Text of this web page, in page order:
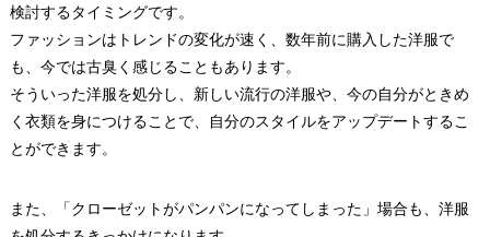
検討するタイミングです。
ファッションはトレンドの変化が速く、数年前に購入した洋服で
も、今では古臭く感じることもあります。
そういった洋服を処分し、新しい流行の洋服や、今の自分がときめ
く衣類を身につけることで、自分のスタイルをアップデートするこ
とができます。
また、「クローゼットがパンパンになってしまった」場合も、洋服